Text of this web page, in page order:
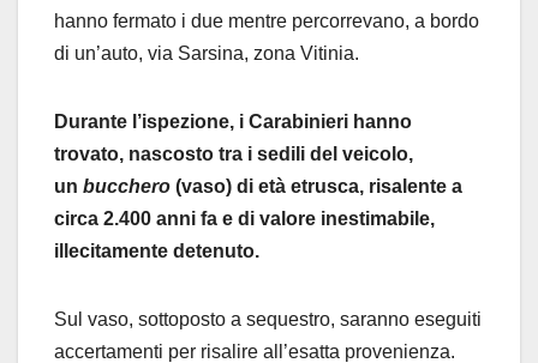
hanno fermato i due mentre percorrevano, a bordo
di un’auto, via Sarsina, zona Vitinia.
Durante l’ispezione, i Carabinieri hanno
trovato, nascosto tra i sedili del veicolo,
un bucchero (vaso) di età etrusca, risalente a
circa 2.400 anni fa e di valore inestimabile,
illecitamente detenuto.
Sul vaso, sottoposto a sequestro, saranno eseguiti
accertamenti per risalire all’esatta provenienza.